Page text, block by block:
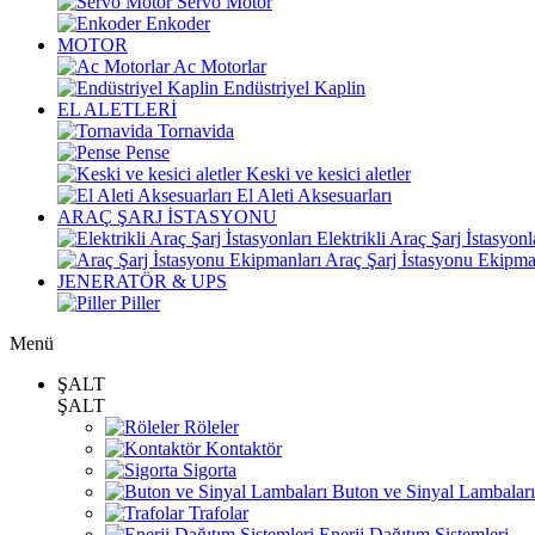
Enkoder
MOTOR
Ac Motorlar
Endüstriyel Kaplin
EL ALETLERİ
Tornavida
Pense
Keski ve kesici aletler
El Aleti Aksesuarları
ARAÇ ŞARJ İSTASYONU
Elektrikli Araç Şarj
Araç Şarj İstasyonu
JENERATÖR & UPS
Piller
Menü
ŞALT
ŞALT
Röleler
Kontaktör
Sigorta
Buton ve Sinyal Lambaları
Trafolar